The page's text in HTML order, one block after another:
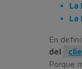
La
La
En
del
Porque